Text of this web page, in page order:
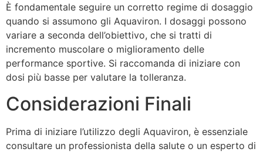
È fondamentale seguire un corretto regime di dosaggio
quando si assumono gli Aquaviron. I dosaggi possono
variare a seconda dell’obiettivo, che si tratti di
incremento muscolare o miglioramento delle
performance sportive. Si raccomanda di iniziare con
dosi più basse per valutare la tolleranza.
Considerazioni Finali
Prima di iniziare l’utilizzo degli Aquaviron, è essenziale
consultare un professionista della salute o un esperto di